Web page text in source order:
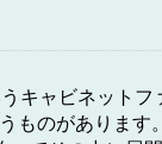
キャビネットフ
ものがあります